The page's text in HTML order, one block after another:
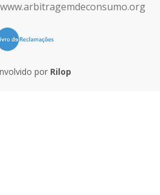
www.arbitragemdeconsumo.org
por Rilop